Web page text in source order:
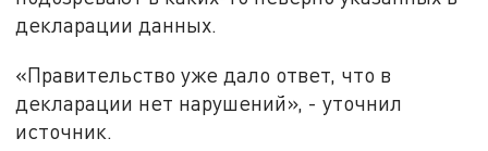
декларации данных.
«Правительство уже дало ответ, что в
декларации нет нарушений», - уточнил
источник.